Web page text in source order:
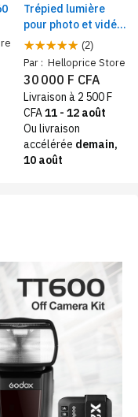
Trépied lumière
pour photo et vidéo
H 2,8 m robustes en
acier inoxydable
(2)
Par : Helloprice Store
30 000 F CFA
Livraison à 2 500 F
CFA11 - 12 août
Ou livraison
accélérée demain,
10 août